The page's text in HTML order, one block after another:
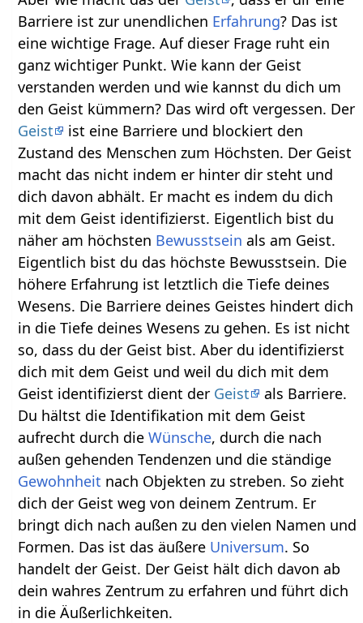
Barriere ist zur unendlichen Erfahrung? Das ist
eine wichtige Frage. Auf dieser Frage ruht ein
ganz wichtiger Punkt. Wie kann der Geist
verstanden werden und wie kannst du dich um
den Geist kümmern? Das wird oft vergessen. Der
Geist
ist eine Barriere und blockiert den
Zustand des Menschen zum Höchsten. Der Geist
macht das nicht indem er hinter dir steht und
dich davon abhält. Er macht es indem du dich
mit dem Geist identifizierst. Eigentlich bist du
näher am höchsten Bewusstsein als am Geist.
Eigentlich bist du das höchste Bewusstsein. Die
höhere Erfahrung ist letztlich die Tiefe deines
Wesens. Die Barriere deines Geistes hindert dich
in die Tiefe deines Wesens zu gehen. Es ist nicht
so, dass du der Geist bist. Aber du identifizierst
dich mit dem Geist und weil du dich mit dem
Geist identifizierst dient der Geist
als Barriere.
Du hältst die Identifikation mit dem Geist
aufrecht durch dieWünsche, durch die nach
außen gehenden Tendenzen und die ständige
Gewohnheit nach Objekten zu streben. So zieht
dich der Geist weg von deinem Zentrum. Er
bringt dich nach außen zu den vielen Namen und
Formen. Das ist das äußere Universum. So
handelt der Geist. Der Geist hält dich davon ab
dein wahres Zentrum zu erfahren und führt dich
in die Äußerlichkeiten.